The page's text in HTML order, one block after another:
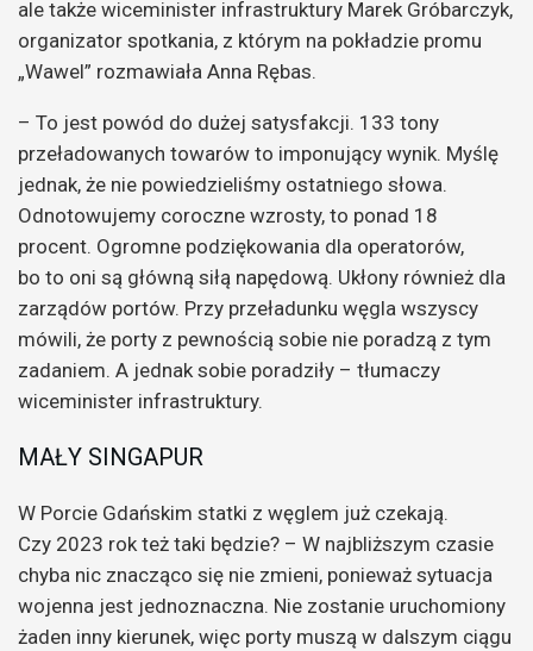
ale także wiceminister infrastruktury Marek Gróbarczyk,
organizator spotkania, z którym na pokładzie promu
„Wawel” rozmawiała Anna Rębas.
– To jest powód do dużej satysfakcji. 133 tony
przeładowanych towarów to imponujący wynik. Myślę
jednak, że nie powiedzieliśmy ostatniego słowa.
Odnotowujemy coroczne wzrosty, to ponad 18
procent. Ogromne podziękowania dla operatorów,
bo to oni są główną siłą napędową. Ukłony również dla
zarządów portów. Przy przeładunku węgla wszyscy
mówili, że porty z pewnością sobie nie poradzą z tym
zadaniem. A jednak sobie poradziły – tłumaczy
wiceminister infrastruktury.
MAŁY SINGAPUR
W Porcie Gdańskim statki z węglem już czekają.
Czy 2023 rok też taki będzie? – W najbliższym czasie
chyba nic znacząco się nie zmieni, ponieważ sytuacja
wojenna jest jednoznaczna. Nie zostanie uruchomiony
żaden inny kierunek, więc porty muszą w dalszym ciągu